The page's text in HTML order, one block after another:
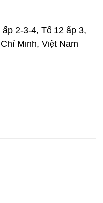
2-3-4, Tổ 12 ấp 3,
Minh, Việt Nam